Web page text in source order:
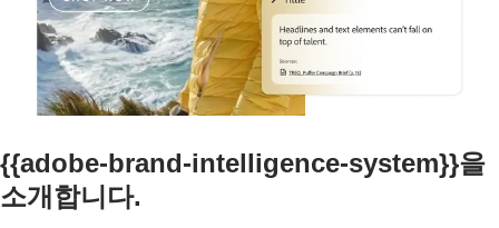
{{adobe-brand-intelligence-system}}을
소개합니다.